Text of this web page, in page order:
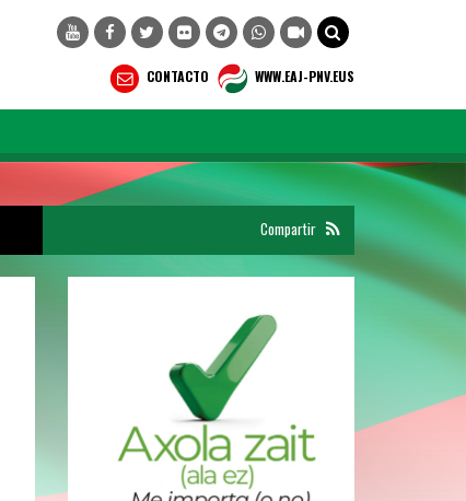
CONTACTO WWW.EAJ-PNV.EUS
Compartir